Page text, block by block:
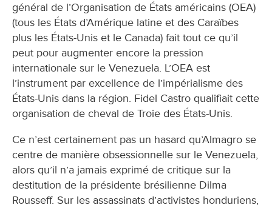
général de l’Organisation de États américains (OEA)
(tous les États d’Amérique latine et des Caraïbes
plus les États-Unis et le Canada) fait tout ce qu’il
peut pour augmenter encore la pression
internationale sur le Venezuela. L’OEA est
l’instrument par excellence de l’impérialisme des
États-Unis dans la région. Fidel Castro qualifiait cette
organisation de cheval de Troie des États-Unis.
Ce n’est certainement pas un hasard qu’Almagro se
centre de manière obsessionnelle sur le Venezuela,
alors qu’il n’a jamais exprimé de critique sur la
destitution de la présidente brésilienne Dilma
Rousseff. Sur les assassinats d’activistes honduriens,